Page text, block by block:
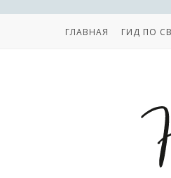
ГЛАВНАЯ ГИД ПО